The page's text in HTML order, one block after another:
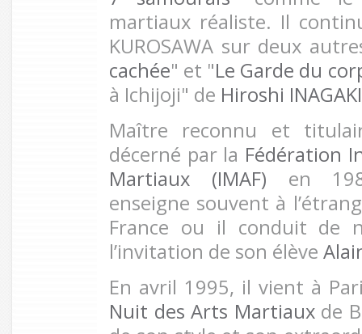
martiaux réaliste. Il
KUROSAWA sur deux
cachée" et "Le Garde du
à Ichijoji" de Hiroshi INAGAKI
Maître reconnu et
décerné par la Fédération
Martiaux (IMAF) en
enseigne souvent à
France ou il conduit de
l’invitation de son élève
En avril 1995, il vient à
Nuit des Arts Martiaux de